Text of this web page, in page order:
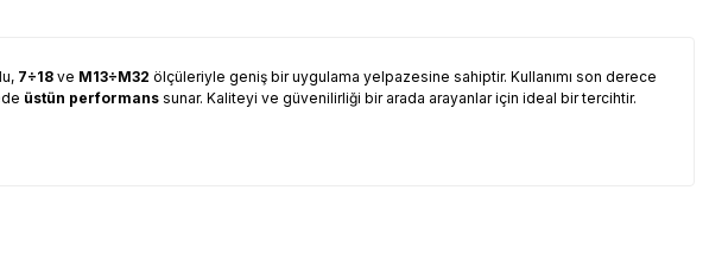
7÷18 ve M13÷M32 ölçüleriyle geniş bir uygulama yelpazesine sahiptir. Kullanımı son derece
üstün performans sunar. Kaliteyi ve güvenilirliği bir arada arayanlar için ideal bir tercihtir.